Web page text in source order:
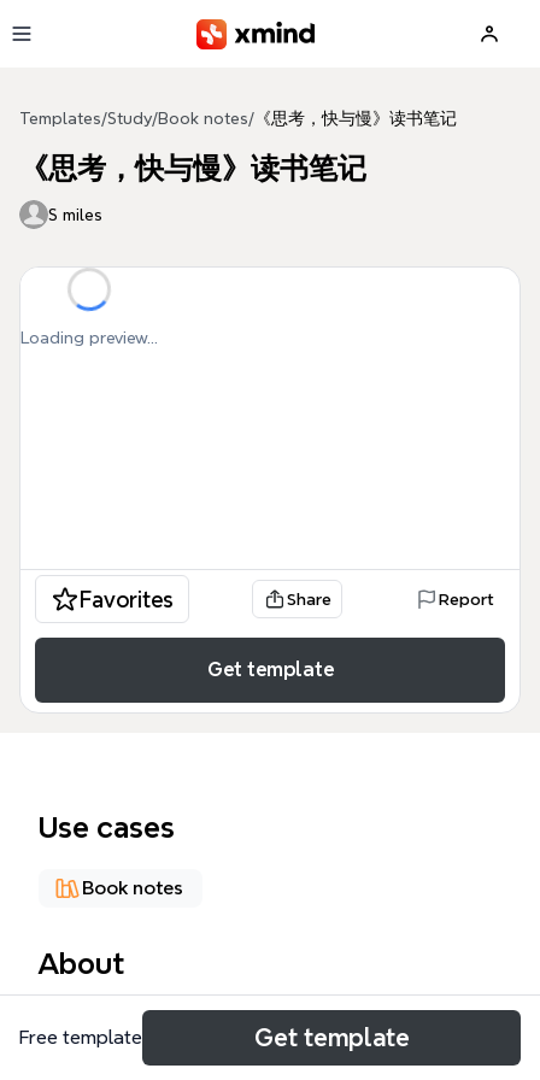
Templates/Study/Book notes/ 《思考，快与慢》读书笔记
《思考，快与慢》读书笔记
S miles
Loading preview...
Favorites Share Report
Get template
Use cases
Book notes
About
《思考，快与慢》读书笔记思维导图模板以丹尼尔·卡
尼曼的经典著作为基础，系统梳理了系统1（自主运
Free template Get template